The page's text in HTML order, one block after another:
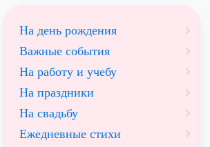
На день рождения
Важные события
На работу и учебу
На праздники
На свадьбу
Ежедневные стихи